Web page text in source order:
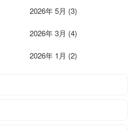
2026年 5月 (3)
2026年 3月 (4)
2026年 1月 (2)